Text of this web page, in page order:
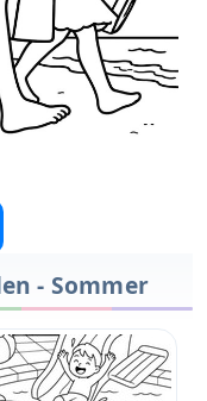
- Sommer